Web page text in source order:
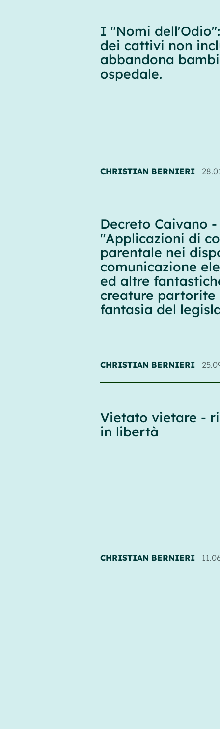
I "Nomi
dei cattivi non
abbandona
ospedale.
CHRISTIAN BERNIERI
Decreto Caivano -
"Applicazioni di
parentale nei
comunicazione
ed altre
creature partorite
fantasia del
CHRISTIAN BERNIERI
Vietato vietare -
in libertà
CHRISTIAN BERNIERI